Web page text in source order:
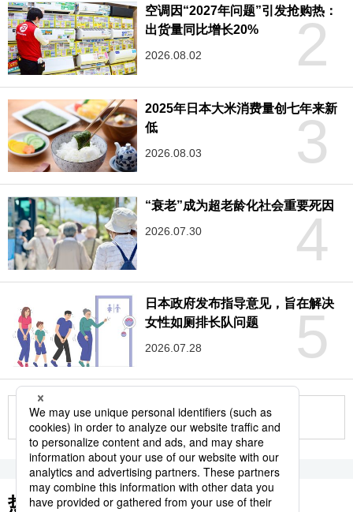
2
空调因“2027年问题”引发抢购热：
出货量同比增长20%
2026.08.02
3
2025年日本大米消费量创七年来新
低
2026.08.03
4
“衰老”成为超老龄化社会重要死因
2026.07.30
5
日本政府发布指导意见，旨在解决
女性如厕排长队问题
2026.07.28
更多
热门关键词